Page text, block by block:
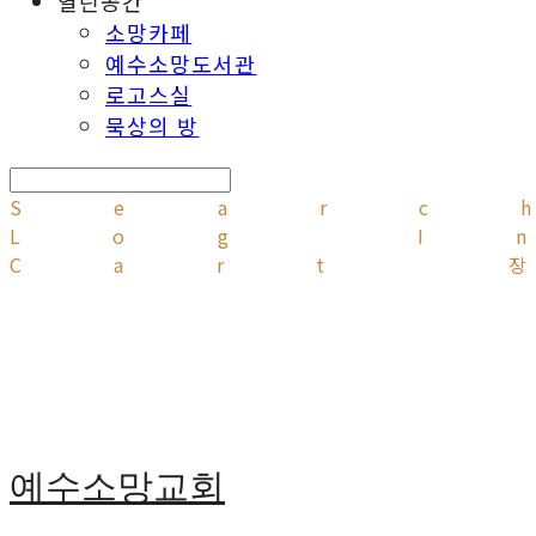
소망카페
예수소망도서관
로고스실
묵상의 방
Log
Cart
예수소망교회